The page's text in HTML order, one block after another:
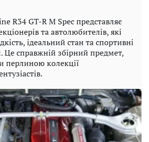
R34 GT-R M Spec представляє
та автолюбителів, які
ідеальний стан та спортивні
Це справжній збірний предмет,
перлиною колекції